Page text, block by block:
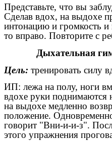
Представьте, что вы
Сделав вдох, на выдохе
интонацию и громкость и
то вправо. Повторите с
Дыхательная
Цель: тренировать силу
ИП: лежа на полу, ноги
вдохе руки поднимаются
на выдохе медленно
положение.
говорит "Вни-и-и-з".
этого упражнения